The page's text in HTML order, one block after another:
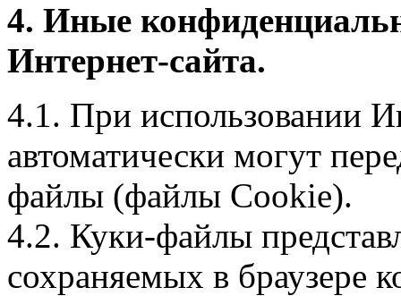
4. Иные
Интернет-сайта.
4.1. При использовании
автоматически могут
файлы (файлы Cookie).
4.2. Куки-файлы
сохраняемых в браузере